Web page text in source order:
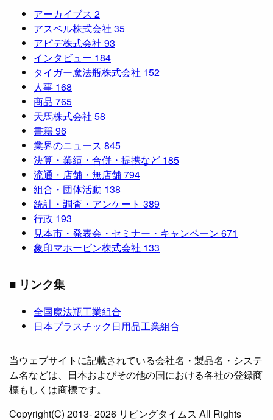
アーカイブス 2
アスベル株式会社 35
アピデ株式会社 93
インタビュー 184
タイガー魔法瓶株式会社 152
人事 168
商品 765
天馬株式会社 58
書籍96
業界のニュース 845
決算・業績・合併・提携など 185
流通・店舗・無店舗794
組合・団体活動 138
統計・調査・アンケート 389
行政 193
見本市・発表会・セミナー・キャンペーン 671
象印マホービン株式会社 133
■ リンク集
全国魔法瓶工業組合
日本プラスチック日用品工業組合
当ウェブサイトに記載されている会社名・製品名・システ
ム名などは、日本およびその他の国における各社の登録商
標もしくは商標です。
Copyright(C) 2013- 2026 リビングタイムス All Rights